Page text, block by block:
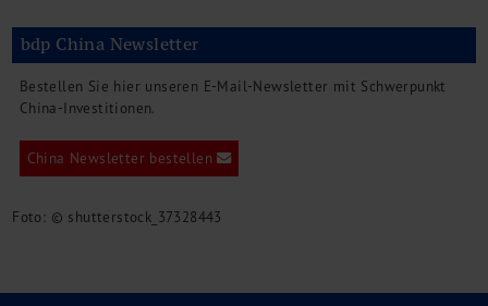
bdp China Newsletter
Bestellen Sie hier unseren E-Mail-Newsletter mit Schwerpunkt
China-Investitionen.
China Newsletter bestellen
Foto: © shutterstock_37328443